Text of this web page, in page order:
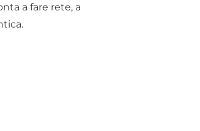
a fare rete, a